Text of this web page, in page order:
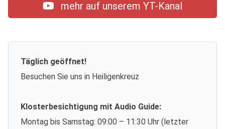
mehr auf unserem YT-Kanal
Täglich geöffnet!
Besuchen Sie uns in Heiligenkreuz
Klosterbesichtigung mit Audio Guide:
Montag bis Samstag: 09:00 – 11:30 Uhr (letzter